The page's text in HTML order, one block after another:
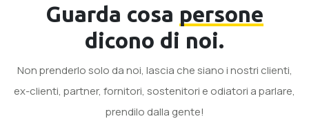
Guarda cosa persone
dicono di noi.
Non prenderlo solo da noi, lascia che siano i nostri clienti,
ex-clienti, partner, fornitori, sostenitori e odiatori a parlare,
prendilo dalla gente!